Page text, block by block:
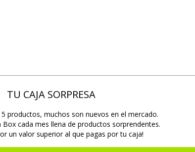
TU CAJA SORPRESA
productos, muchos son nuevos en el mercado.
Box cada mes llena de productos sorprendentes.
un valor superior al que pagas por tu caja!